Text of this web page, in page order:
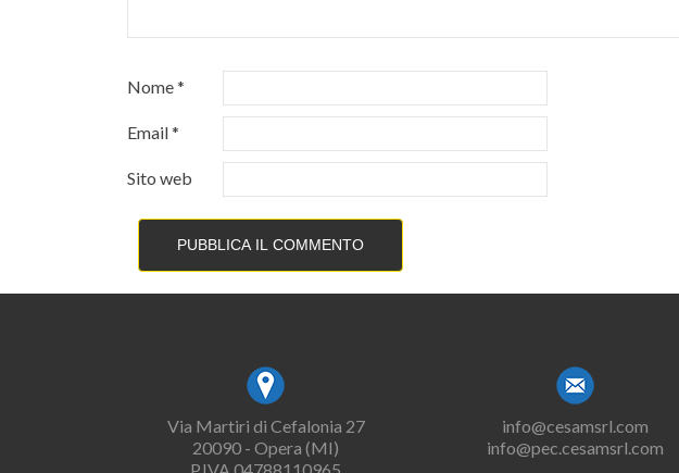
Nome*
Email*
Sito web
Via Martiri di Cefalonia 27
20090 - Opera (MI)
info@cesamsrl.com
info@pec.cesamsrl.com